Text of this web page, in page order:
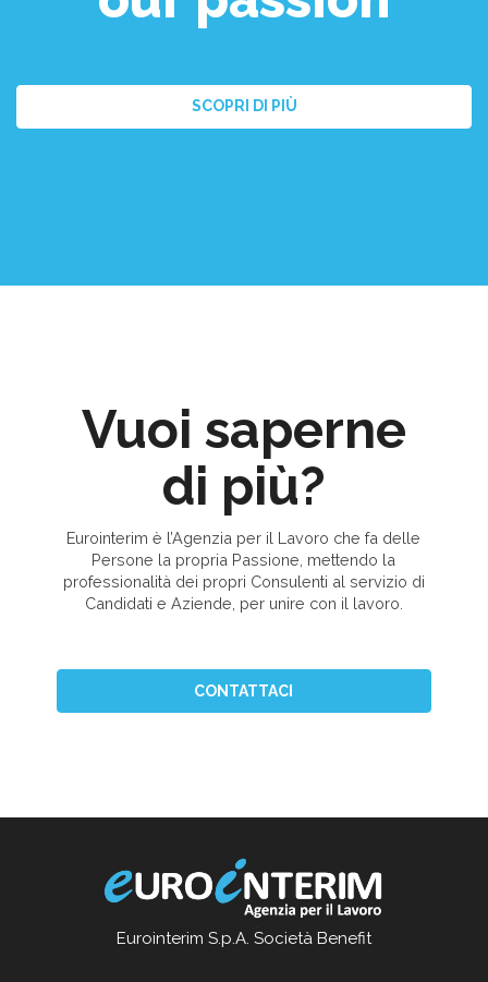
SCOPRI DI PIÙ
Vuoi saperne
di più?
Eurointerim è l’Agenzia per il Lavoro che fa delle
Persone la propria Passione, mettendo la
professionalità dei propri Consulenti al servizio di
Candidati e Aziende, per unire con il lavoro.
CONTATTACI
Eurointerim S.p.A. Società Benefit